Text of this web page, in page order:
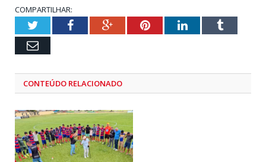
COMPARTILHAR:
TwitterFacebookGoogle+PinterestLinkedInTumblr
Email
CONTEÚDO RELACIONADO